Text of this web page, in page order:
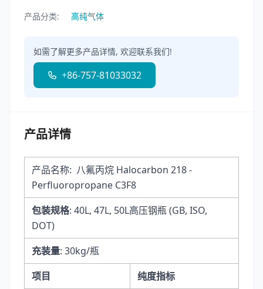
产品分类: 高纯气体
如需了解更多产品详情, 欢迎联系我们!
+86-757-81033032
产品详情
产品名称: 八氟丙烷 Halocarbon 218 -
Perfluoropropane C3F8
包装规格: 40L, 47L, 50L高压钢瓶 (GB, ISO,
DOT)
充装量: 30kg/瓶
项目
纯度指标